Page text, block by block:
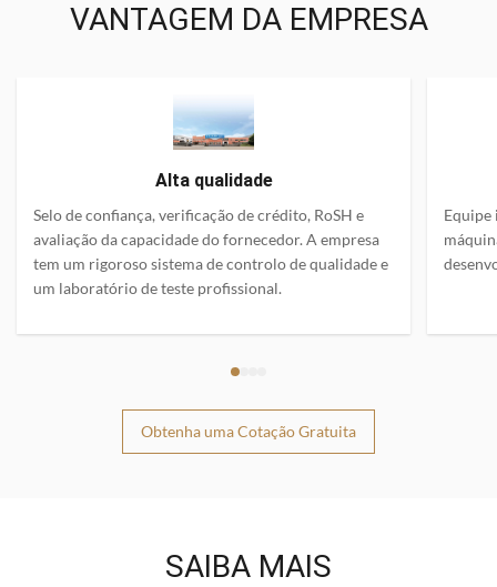
VANTAGEM DA EMPRESA
Alta qualidade
Selo de confiança, verificação de crédito, RoSH e
avaliação da capacidade do fornecedor. A empresa
tem um rigoroso sistema de controlo de qualidade e
um laboratório de teste profissional.
Obtenha uma Cotação Gratuita
SAIBA MAIS